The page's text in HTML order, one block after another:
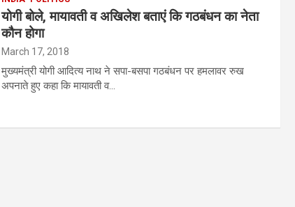
योगी बोले, मायावती व अखिलेश बताएं कि गठबंधन का नेता
कौन होगा
March 17, 2018
मुख्यमंत्री योगी आदित्य नाथ ने सपा-बसपा गठबंधन पर हमलावर रुख
अपनाते हुए कहा कि मायावती व…